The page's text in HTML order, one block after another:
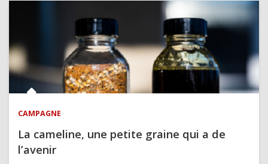
CAMPAGNE
La cameline, une petite graine qui a de
l’avenir